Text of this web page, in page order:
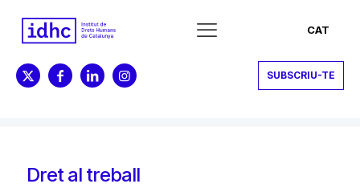
CAT
SUBSCRIU-TE
Dret al treball